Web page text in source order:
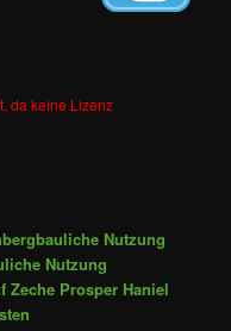
da keine Lizenz
Nutzung
Nutzung
Zeche Prosper Haniel